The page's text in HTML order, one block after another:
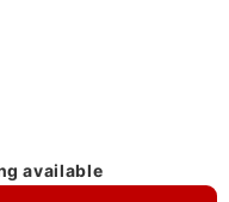
available